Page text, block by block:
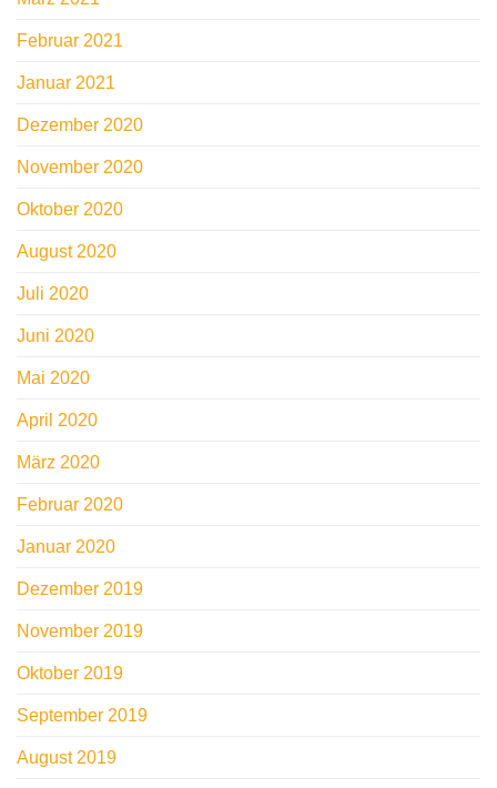
Februar 2021
Januar 2021
Dezember 2020
November 2020
Oktober 2020
August 2020
Juli 2020
Juni 2020
Mai 2020
April 2020
März 2020
Februar 2020
Januar 2020
Dezember 2019
November 2019
Oktober 2019
September 2019
August 2019